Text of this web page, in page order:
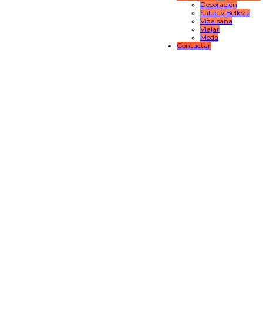
Decoración
Salud y Belleza
Vida sana
Viajar
Moda
Contactar